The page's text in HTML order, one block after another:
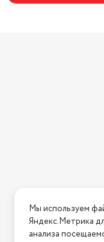
Нашли
Мы используем
Яндекс.Метрика
анализа